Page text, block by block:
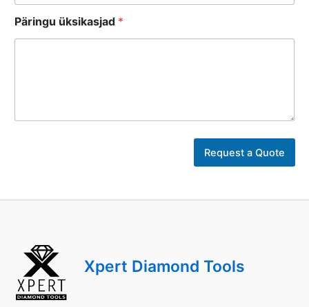
Päringu üksikasjad *
*
Request a Quote
Xpert Diamond Tools